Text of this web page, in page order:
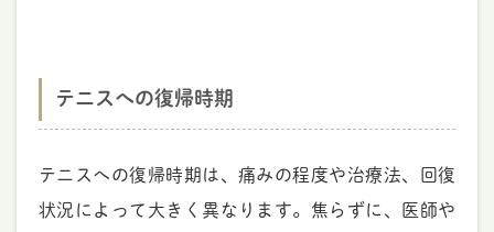
テニスへの復帰時期
テニスへの復帰時期は、痛みの程度や治療法、回復
状況によって大きく異なります。焦らずに、医師や